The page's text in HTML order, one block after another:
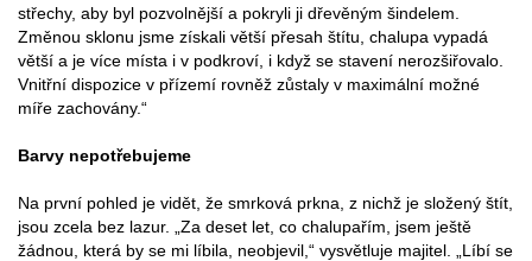
střechy, aby byl pozvolnější a pokryli ji dřevěným šindelem.
Změnou sklonu jsme získali větší přesah štítu, chalupa vypadá
větší a je více místa i v podkroví, i když se stavení nerozšiřovalo.
Vnitřní dispozice v přízemí rovněž zůstaly v maximální možné
míře zachovány.“
Barvy nepotřebujeme
Na první pohled je vidět, že smrková prkna, z nichž je složený štít,
jsou zcela bez lazur. „Za deset let, co chalupařím, jsem ještě
žádnou, která by se mi líbila, neobjevil,“ vysvětluje majitel. „Líbí se